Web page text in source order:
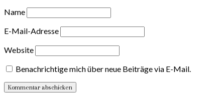
Name
E-Mail-Adresse
Website
Benachrichtige mich über neue Beiträge via E-Mail.